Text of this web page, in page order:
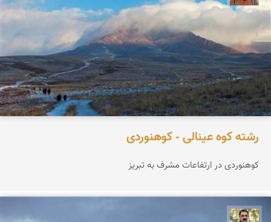
رشته كوه عینالی - كوهنوردی
كوهنوردی در ارتفاعات مشرف به تبریز